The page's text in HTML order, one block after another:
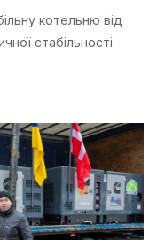
котельню від
стабільності.